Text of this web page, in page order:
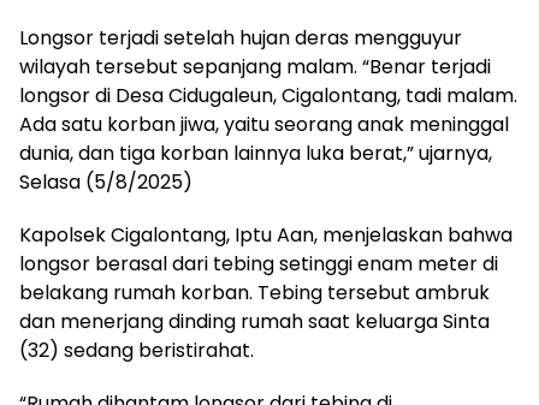
Longsor terjadi setelah hujan deras mengguyur
wilayah tersebut sepanjang malam. “Benar terjadi
longsor di Desa Cidugaleun, Cigalontang, tadi malam.
Ada satu korban jiwa, yaitu seorang anak meninggal
dunia, dan tiga korban lainnya luka berat,” ujarnya,
Selasa (5/8/2025)
Kapolsek Cigalontang, Iptu Aan, menjelaskan bahwa
longsor berasal dari tebing setinggi enam meter di
belakang rumah korban. Tebing tersebut ambruk
dan menerjang dinding rumah saat keluarga Sinta
(32) sedang beristirahat.